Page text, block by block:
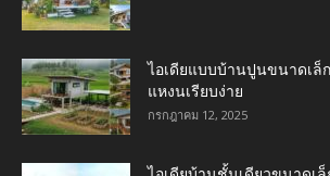
ไอเดียแบบบ้านปูนขนาดเล็
แหงนเรียบง่าย
กรกฎาคม 12, 2025